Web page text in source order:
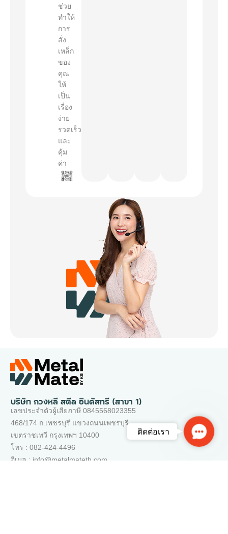
ช่วย
ทำให้
การ
สั่ง
เหล็ก
ของ
คุณ
ให้
เป็น
เรื่อง
ง่าย
รวดเร็ว
และ
คุ้ม
ค่า
บริษัท กวงหลี สตีล อินดัสทรี (สาขา 1)
เลขประจำตัวผู้เสียภาษี 0845568023355
468/174 ถ.เพชรบุรี แขวงถนนเพชรบุรี
เขตราชเทวี กรุงเทพฯ 10400
โทร : 082-424-4496
อีเมล : info@metalmateth.com
Us
ติดต่อเรา